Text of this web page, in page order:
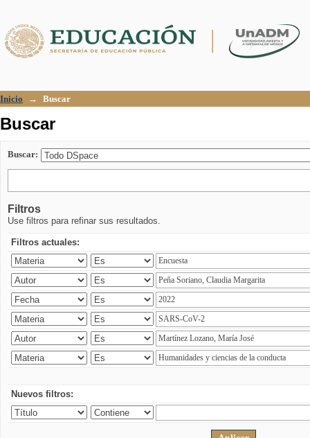
Inicio → Buscar
Buscar
Buscar:
Filtros
Use filtros para refinar sus resultados.
Filtros actuales:
Nuevos filtros: